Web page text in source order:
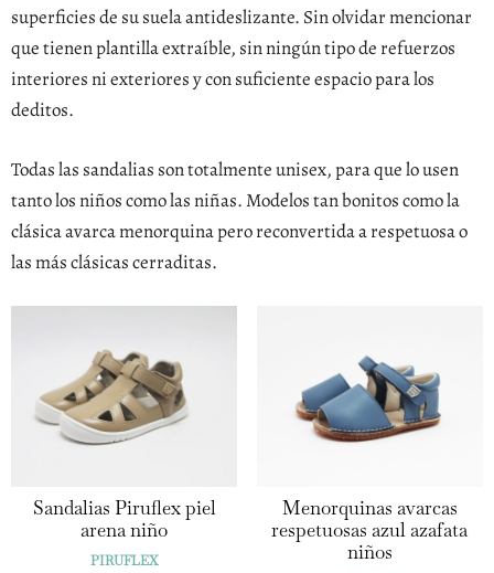
superficies de su suela antideslizante. Sin olvidar mencionar
que tienen plantilla extraíble, sin ningún tipo de refuerzos
interiores ni exteriores y con suficiente espacio para los
deditos.
Todas las sandalias son totalmente unisex, para que lo usen
tanto los niños como las niñas. Modelos tan bonitos como la
clásica avarca menorquina pero reconvertida a respetuosa o
las más clásicas cerraditas.
Sandalias Piruflex piel
arena niño
PIRUFLEX
Menorquinas avarcas
respetuosas azul azafata
niños